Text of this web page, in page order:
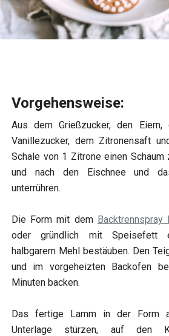
Vorgehensweise:
Aus dem Grießzucker, den Eiern,
Vanillezucker, dem Zitronensaft
Schale von 1 Zitrone einen Schaum
und nach den Eischnee und
unterrühren.
Die Form mit dem Backtrennspray
oder gründlich mit Speisefett
halbgarem Mehl bestäuben. Den
und im vorgeheizten Backofen
Minuten backen.
Das fertige Lamm in der Form
Unterlage stürzen, auf den